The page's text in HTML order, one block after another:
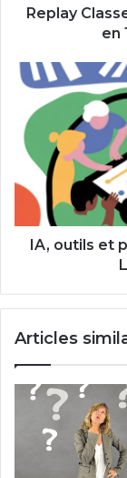
clic
de
Ludiz
Replay
en
IA,
outils
pédagogie
meilleur
2025
Formateur
IA, outils et
Articles